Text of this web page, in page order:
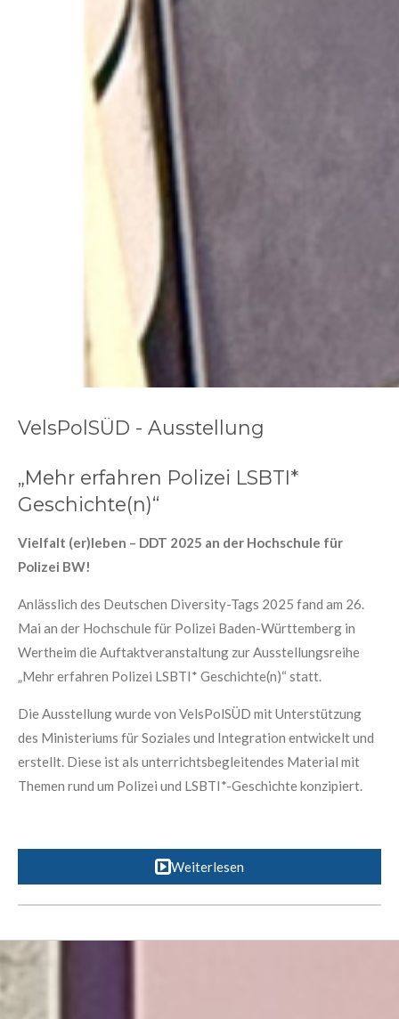
VelsPolSÜD - Ausstellung
„Mehr erfahren Polizei LSBTI*
Geschichte(n)“
Vielfalt (er)leben – DDT 2025 an der Hochschule für
Polizei BW!
Anlässlich des Deutschen Diversity-Tags 2025 fand am 26.
Mai an der Hochschule für Polizei Baden-Württemberg in
Wertheim die Auftaktveranstaltung zur Ausstellungsreihe
„Mehr erfahren Polizei LSBTI* Geschichte(n)“ statt.
Die Ausstellung wurde von VelsPolSÜD mit Unterstützung
des Ministeriums für Soziales und Integration entwickelt und
erstellt. Diese ist als unterrichtsbegleitendes Material mit
Themen rund um Polizei und LSBTI*-Geschichte konzipiert.
Weiterlesen